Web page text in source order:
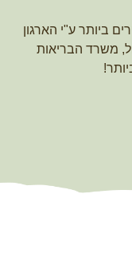
ביותר ע"י הארגון
משרד הבריאות